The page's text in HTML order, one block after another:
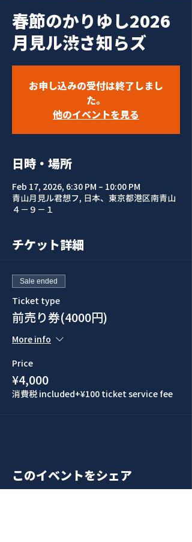
春節のかりゆし2026
月見ル渋さ知らズ
お申し込みの受付は終了しまし
た。
他のイベントを見る
日時・場所
Feb 17, 2026, 6:30 PM – 10:00 PM
青山月見ル君想フ, 日本、東京都港区南青山
４−９−１
チケット詳細
Sale ended
Ticket type
前売り券(4000円)
More info
Price
¥4,000
消費税 included+¥100 ticket service fee
このイベントをシェア